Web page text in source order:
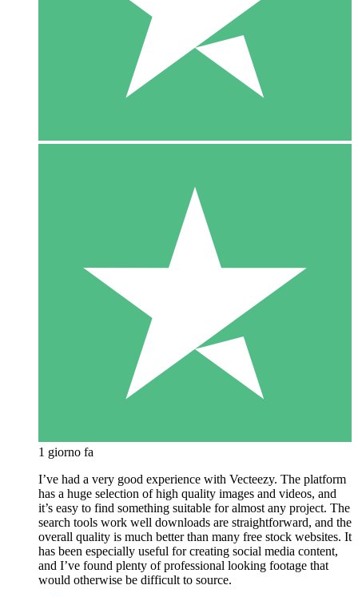
1 giorno fa
I’ve had a very good experience with Vecteezy. The platform
has a huge selection of high quality images and videos, and
it’s easy to find something suitable for almost any project. The
search tools work well downloads are straightforward, and the
overall quality is much better than many free stock websites. It
has been especially useful for creating social media content,
and I’ve found plenty of professional looking footage that
would otherwise be difficult to source.